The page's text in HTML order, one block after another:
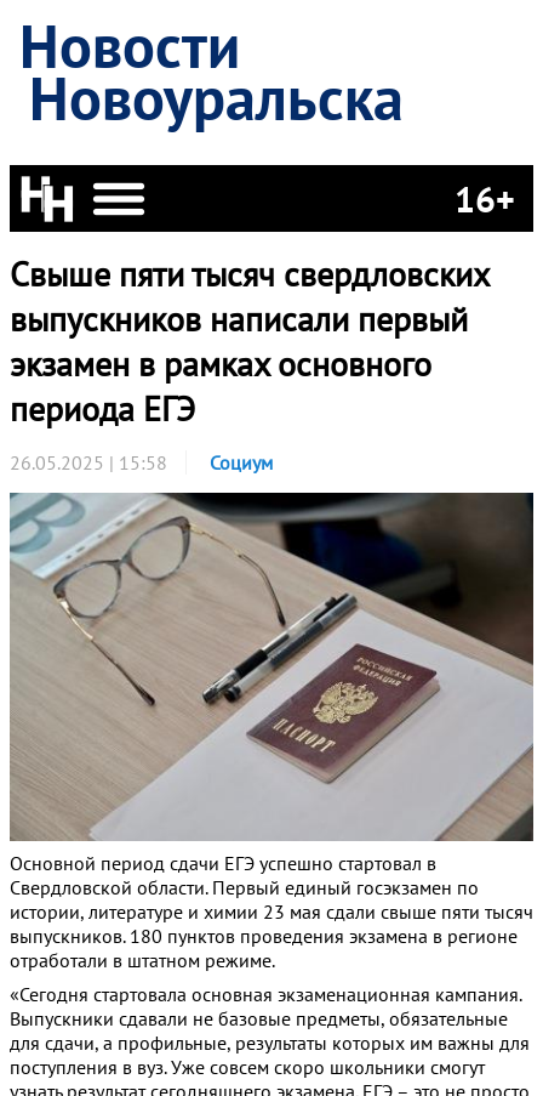
Новости
Новоуральска
16+
Свыше пяти тысяч свердловских
выпускников написали первый
экзамен в рамках основного
периода ЕГЭ
26.05.2025 | 15:58 Социум
Основной период сдачи ЕГЭ успешно стартовал в
Свердловской области. Первый единый госэкзамен по
истории, литературе и химии 23 мая сдали свыше пяти тысяч
выпускников. 180 пунктов проведения экзамена в регионе
отработали в штатном режиме.
«Сегодня стартовала основная экзаменационная кампания.
Выпускники сдавали не базовые предметы, обязательные
для сдачи, а профильные, результаты которых им важны для
поступления в вуз. Уже совсем скоро школьники смогут